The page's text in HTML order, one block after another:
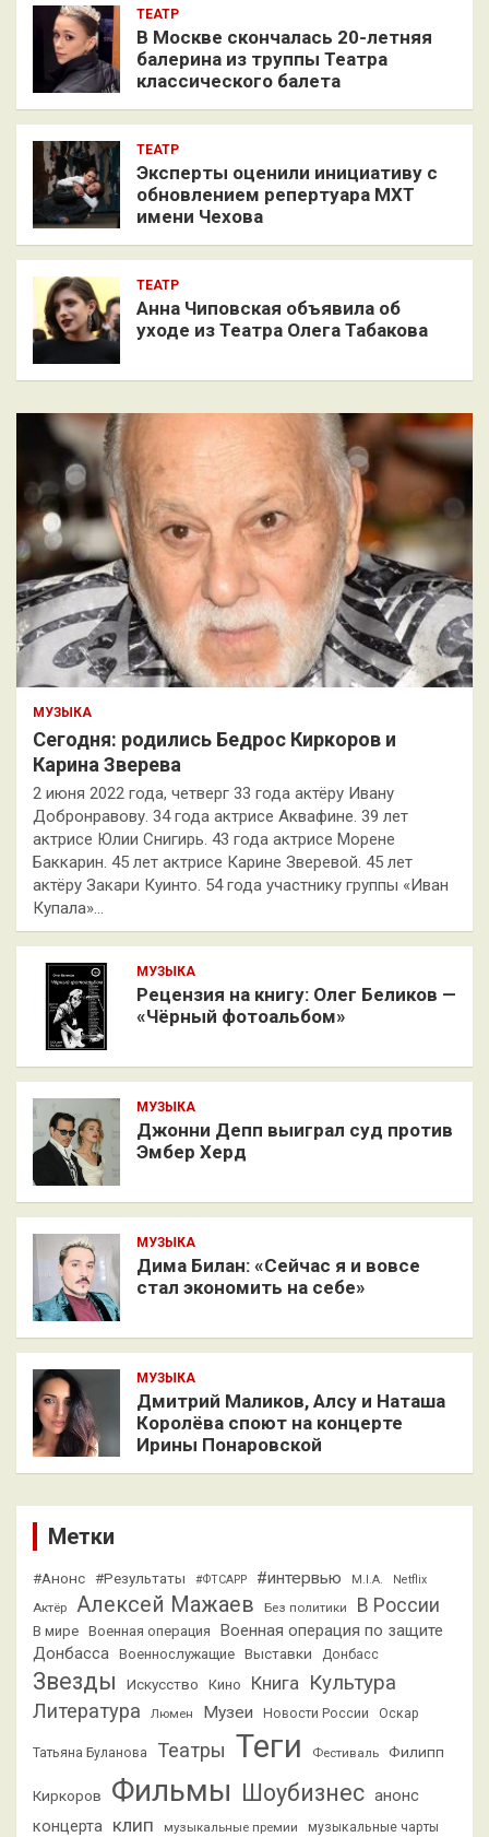
ТЕАТР
В Москве скончалась 20-летняя
балерина из труппы Театра
классического балета
ТЕАТР
Эксперты оценили инициативу с
обновлением репертуара МХТ
имени Чехова
ТЕАТР
Анна Чиповская объявила об
уходе из Театра Олега Табакова
МУЗЫКА
Сегодня: родились Бедрос Киркоров и
Карина Зверева
2 июня 2022 года, четверг 33 года актёру Ивану
Добронравову. 34 года актрисе Аквафине. 39 лет
актрисе Юлии Снигирь. 43 года актрисе Морене
Баккарин. 45 лет актрисе Карине Зверевой. 45 лет
актёру Закари Куинто. 54 года участнику группы «Иван
Купала»…
МУЗЫКА
Рецензия на книгу: Олег Беликов —
«Чёрный фотоальбом»
МУЗЫКА
Джонни Депп выиграл суд против
Эмбер Херд
МУЗЫКА
Дима Билан: «Сейчас я и вовсе
стал экономить на себе»
МУЗЫКА
Дмитрий Маликов, Алсу и Наташа
Королёва споют на концерте
Ирины Понаровской
Метки
#Анонс #Результаты #ФТСАРР #интервью M.I.A. Netflix
Актёр Алексей Мажаев Без политики В России
В мире Военная операция
Военная операция по защите
Донбасса Военнослужащие Выставки Донбасс
Звезды Искусство Кино Книга Культура
Литература Люмен Музеи Новости России Оскар
Татьяна Буланова Театры Теги Фестиваль Филипп
Киркоров Фильмы Шоубизнес анонс
концерта клип музыкальные премии
музыкальные чарты